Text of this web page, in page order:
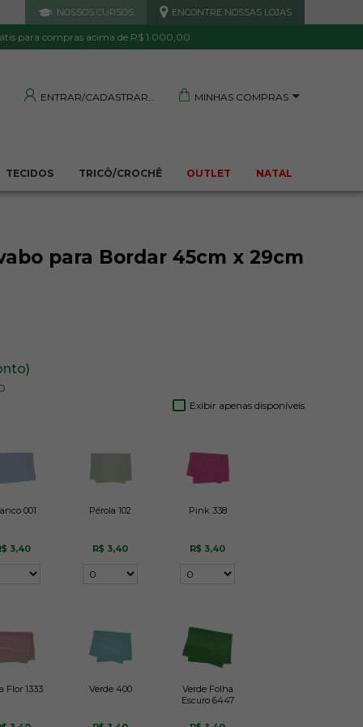
NOSSOS CURSOS ENCONTRE NOSSAS LOJAS
para compras acima de R$ 1.000,00
ENTRAR/CADASTRAR MINHAS COMPRAS
TECIDOS TRICÔ/CROCHÊ OUTLET NATAL
DE QUALIDADE TRANQUILIDADE E PROTEÇÃO
para Bordar 45cm x 29cm
Exibir apenas disponíveis
001
3,40
Pérola 102
R$ 3,40
Pink 338
R$ 3,40
Flor 1333 Verde 400
Verde Folha
Escuro 6447